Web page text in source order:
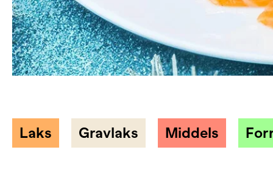
Laks Gravlaks Middels